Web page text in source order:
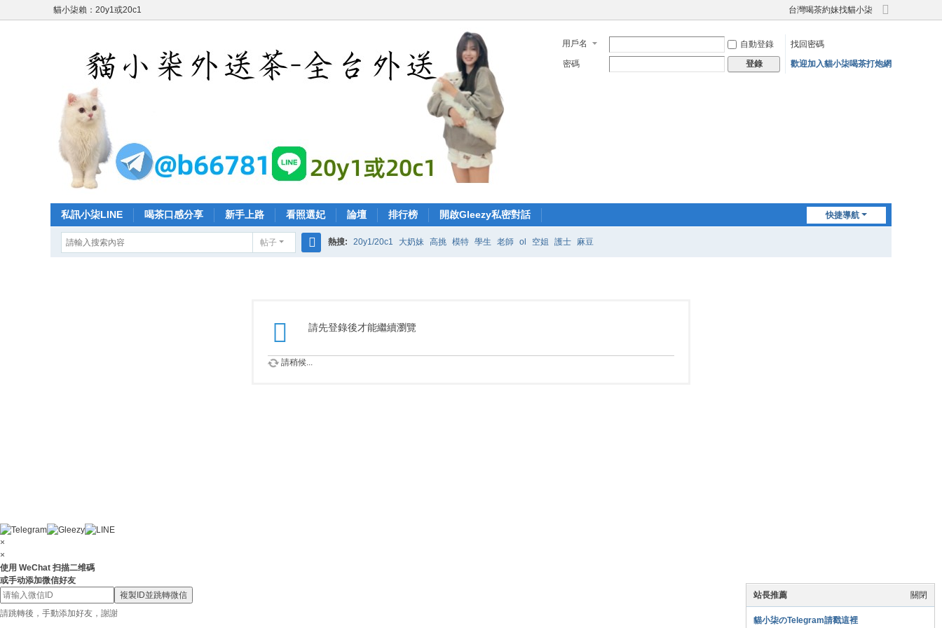
貓小柒賴：20y1或20c1 台灣喝茶約妹找貓小柒
切
寬
用戶名 自動登錄
找回密碼
密碼
登錄 歡迎加入貓小柒喝茶打炮網
快捷導航
私訊小柒LINE 喝茶口感分享 新手上路 看照選妃 論壇 排行榜 開啟Gleezy私密對話
帖子 熱搜: 20y1/20c1 大奶妹 高挑 模特 學生 老師 ol 空姐 護士 麻豆
請先登錄後才能繼續瀏覽
請稍候...
關閉
站長推薦
貓小柒のTelegram請戳這裡
×
×
使用 WeChat 扫描二维碼
或手动添加微信好友
複製ID並跳轉微信
請跳轉後，手動添加好友，謝謝